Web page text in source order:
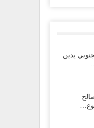
يدين